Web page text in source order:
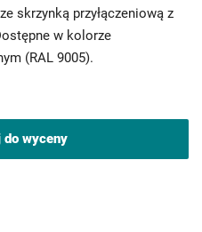
skrzynką przyłączeniową z
w kolorze
(RAL 9005).
do wyceny